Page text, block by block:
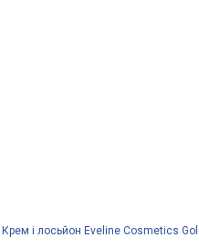
Крем і лосьйон Eveline Cosmetics